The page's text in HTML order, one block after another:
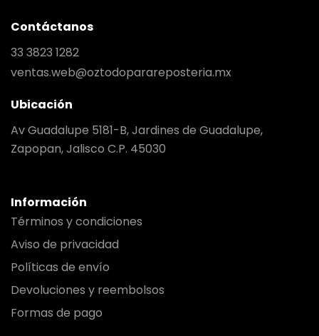
Contáctanos
33 3823 1282
ventas.web@oztodoparareposteria.mx
Ubicación
Av Guadalupe 5181-B, Jardines de Guadalupe,
Zapopan, Jalisco C.P. 45030
Información
Términos y condiciones
Aviso de privacidad
Políticas de envío
Devoluciones y reembolsos
Formas de pago